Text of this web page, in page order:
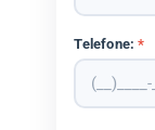
Telefone:*